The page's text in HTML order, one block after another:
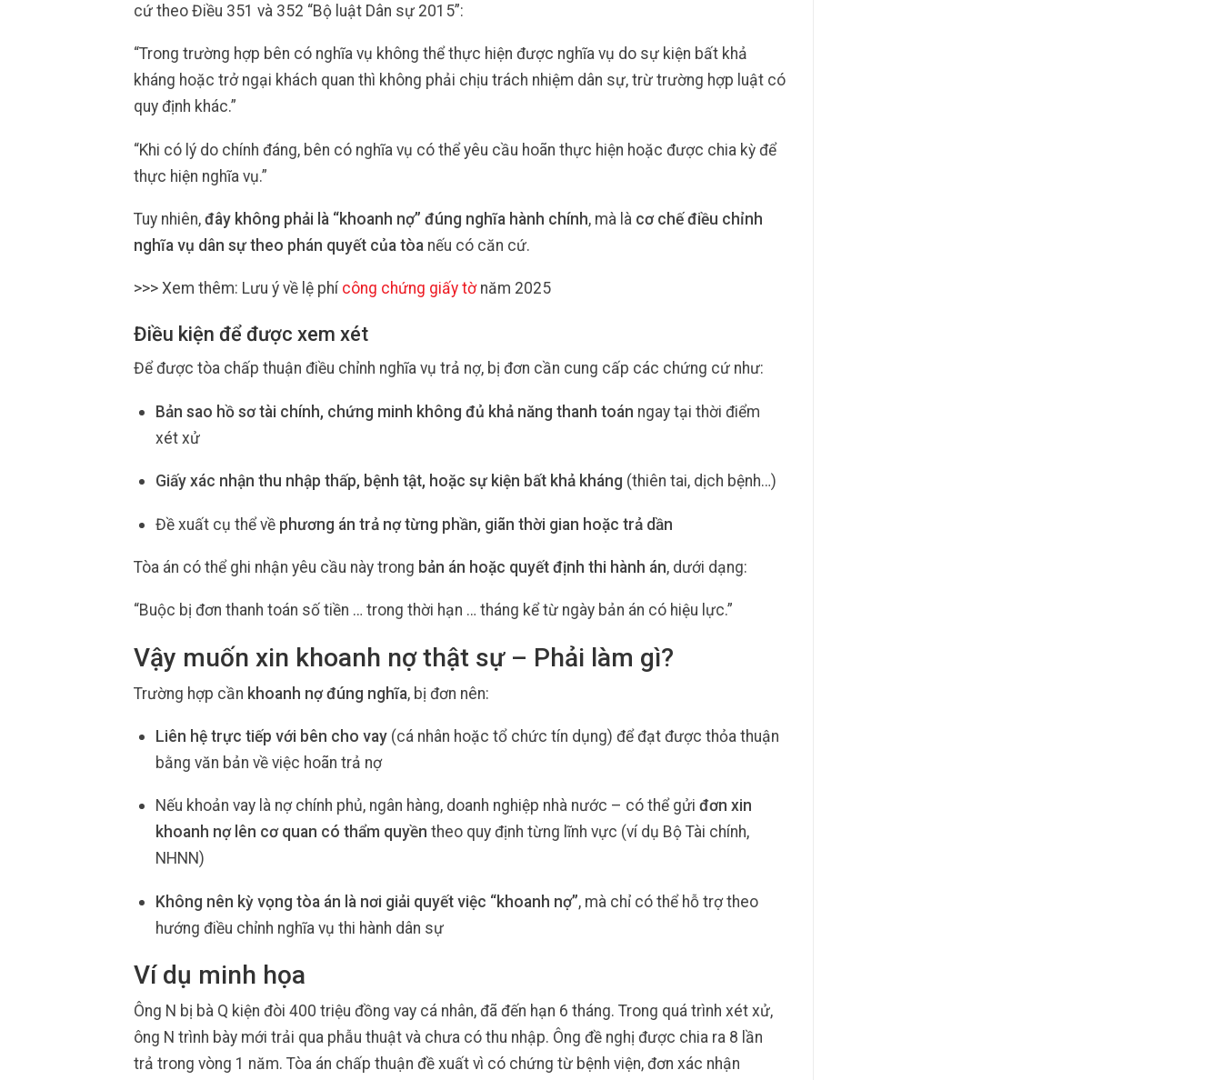
cứ theo Điều 351 và 352 “Bộ luật Dân sự 2015”:
“Trong trường hợp bên có nghĩa vụ không thể thực hiện được nghĩa vụ do sự kiện bất khả
kháng hoặc trở ngại khách quan thì không phải chịu trách nhiệm dân sự, trừ trường hợp luật có
quy định khác.”
“Khi có lý do chính đáng, bên có nghĩa vụ có thể yêu cầu hoãn thực hiện hoặc được chia kỳ để
thực hiện nghĩa vụ.”
Tuy nhiên, đây không phải là “khoanh nợ” đúng nghĩa hành chính, mà là cơ chế điều chỉnh
nghĩa vụ dân sự theo phán quyết của tòa nếu có căn cứ.
>>> Xem thêm: Lưu ý về lệ phí công chứng giấy tờnăm 2025
Điều kiện để được xem xét
Để được tòa chấp thuận điều chỉnh nghĩa vụ trả nợ, bị đơn cần cung cấp các chứng cứ như:
Bản sao hồ sơ tài chính, chứng minh không đủ khả năng thanh toán ngay tại thời điểm
xét xử
Giấy xác nhận thu nhập thấp, bệnh tật, hoặc sự kiện bất khả kháng (thiên tai, dịch bệnh…)
Đề xuất cụ thể về phương án trả nợ từng phần, giãn thời gian hoặc trả dần
Tòa án có thể ghi nhận yêu cầu này trong bản án hoặc quyết định thi hành án, dưới dạng:
“Buộc bị đơn thanh toán số tiền … trong thời hạn … tháng kể từ ngày bản án có hiệu lực.”
Vậy muốn xin khoanh nợ thật sự – Phải làm gì?
Trường hợp cần khoanh nợ đúng nghĩa, bị đơn nên:
Liên hệ trực tiếp với bên cho vay(cá nhân hoặc tổ chức tín dụng) để đạt được thỏa thuận
bằng văn bản về việc hoãn trả nợ
Nếu khoản vay là nợ chính phủ, ngân hàng, doanh nghiệp nhà nước – có thể gửi đơn xin
khoanh nợ lên cơ quan có thẩm quyền theo quy định từng lĩnh vực (ví dụ Bộ Tài chính,
NHNN)
Không nên kỳ vọng tòa án là nơi giải quyết việc “khoanh nợ”, mà chỉ có thể hỗ trợ theo
hướng điều chỉnh nghĩa vụ thi hành dân sự
Ví dụ minh họa
Ông N bị bà Q kiện đòi 400 triệu đồng vay cá nhân, đã đến hạn 6 tháng. Trong quá trình xét xử,
ông N trình bày mới trải qua phẫu thuật và chưa có thu nhập. Ông đề nghị được chia ra 8 lần
trả trong vòng 1 năm. Tòa án chấp thuận đề xuất vì có chứng từ bệnh viện, đơn xác nhận